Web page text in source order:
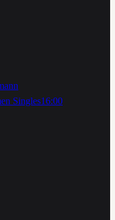
Singles16:00